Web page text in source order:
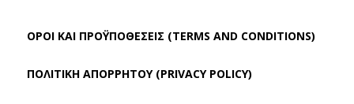
ΌΡΟΙ ΚΑΙ ΠΡΟΫΠΟΘΈΣΕΙΣ (TERMS AND CONDITIONS)
ΠΟΛΙΤΙΚΗ ΑΠΟΡΡΗΤΟΥ (PRIVACY POLICY)